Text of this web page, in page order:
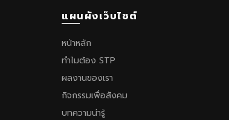
แผนผังเว็บไซต์
หน้าหลัก
ทำไมต้อง STP
ผลงานของเรา
กิจกรรมเพื่อสังคม
บทความน่ารู้